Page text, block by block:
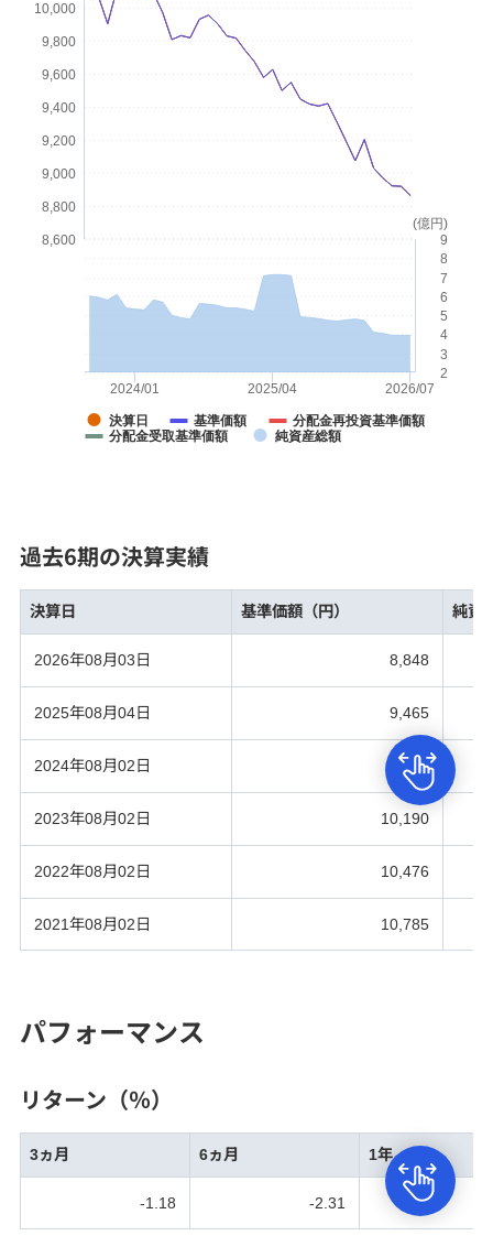
お問い合わせ・お手続き
店舗案内
セキュリティ
ご利用ガイド
みずほ証券について
(億円)
決算日 基準価額
分配金再投資基準価額
分配金受取基準価額
純資産総額
2024/01 2025/04 2026/07
8,800
9,000
9,200
9,400
9,600
9,800
10,000
8,600
2
3
4
5
6
7
8
9
過去6期の決算実績
決算日 基準価額（円） 純資
2026年08月03日 8,848
2025年08月04日 9,465
2024年08月02日 9,894
2023年08月02日 10,190
2022年08月02日 10,476
2021年08月02日 10,785
パフォーマンス
リターン（％）
3ヵ月 6ヵ月 1年
-1.18 -2.31